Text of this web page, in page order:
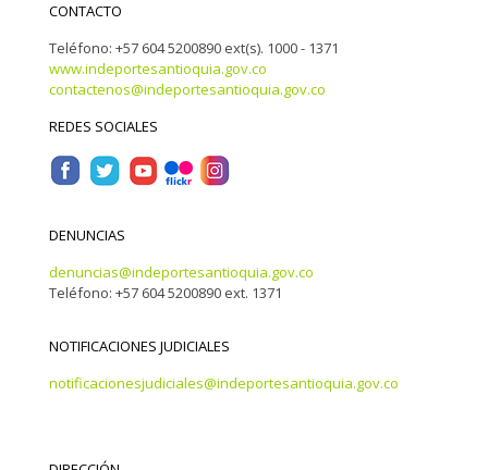
CONTACTO
Teléfono: +57 604 5200890 ext(s). 1000 - 1371
www.indeportesantioquia.gov.co
contactenos@indeportesantioquia.gov.co
REDES SOCIALES
DENUNCIAS
denuncias@indeportesantioquia.gov.co
Teléfono: +57 604 5200890 ext. 1371
NOTIFICACIONES JUDICIALES
notificacionesjudiciales@indeportesantioquia.gov.co